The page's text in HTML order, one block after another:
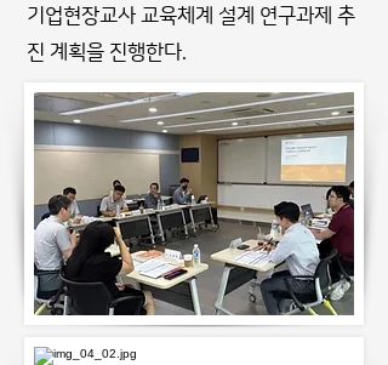
기업현장교사 교육체계 설계 연구과제 추
진 계획을 진행한다.